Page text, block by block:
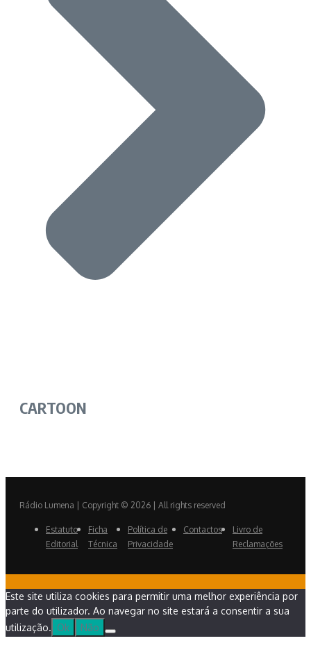
CARTOON
Rádio Lumena | Copyright © 2026 | All rights reserved
Estatuto
Editorial
Ficha
Técnica
Política de
Privacidade
Contactos
Livro de
Reclamações
Este site utiliza cookies para permitir uma melhor experiência por
parte do utilizador. Ao navegar no site estará a consentir a sua
utilização. Ok Não